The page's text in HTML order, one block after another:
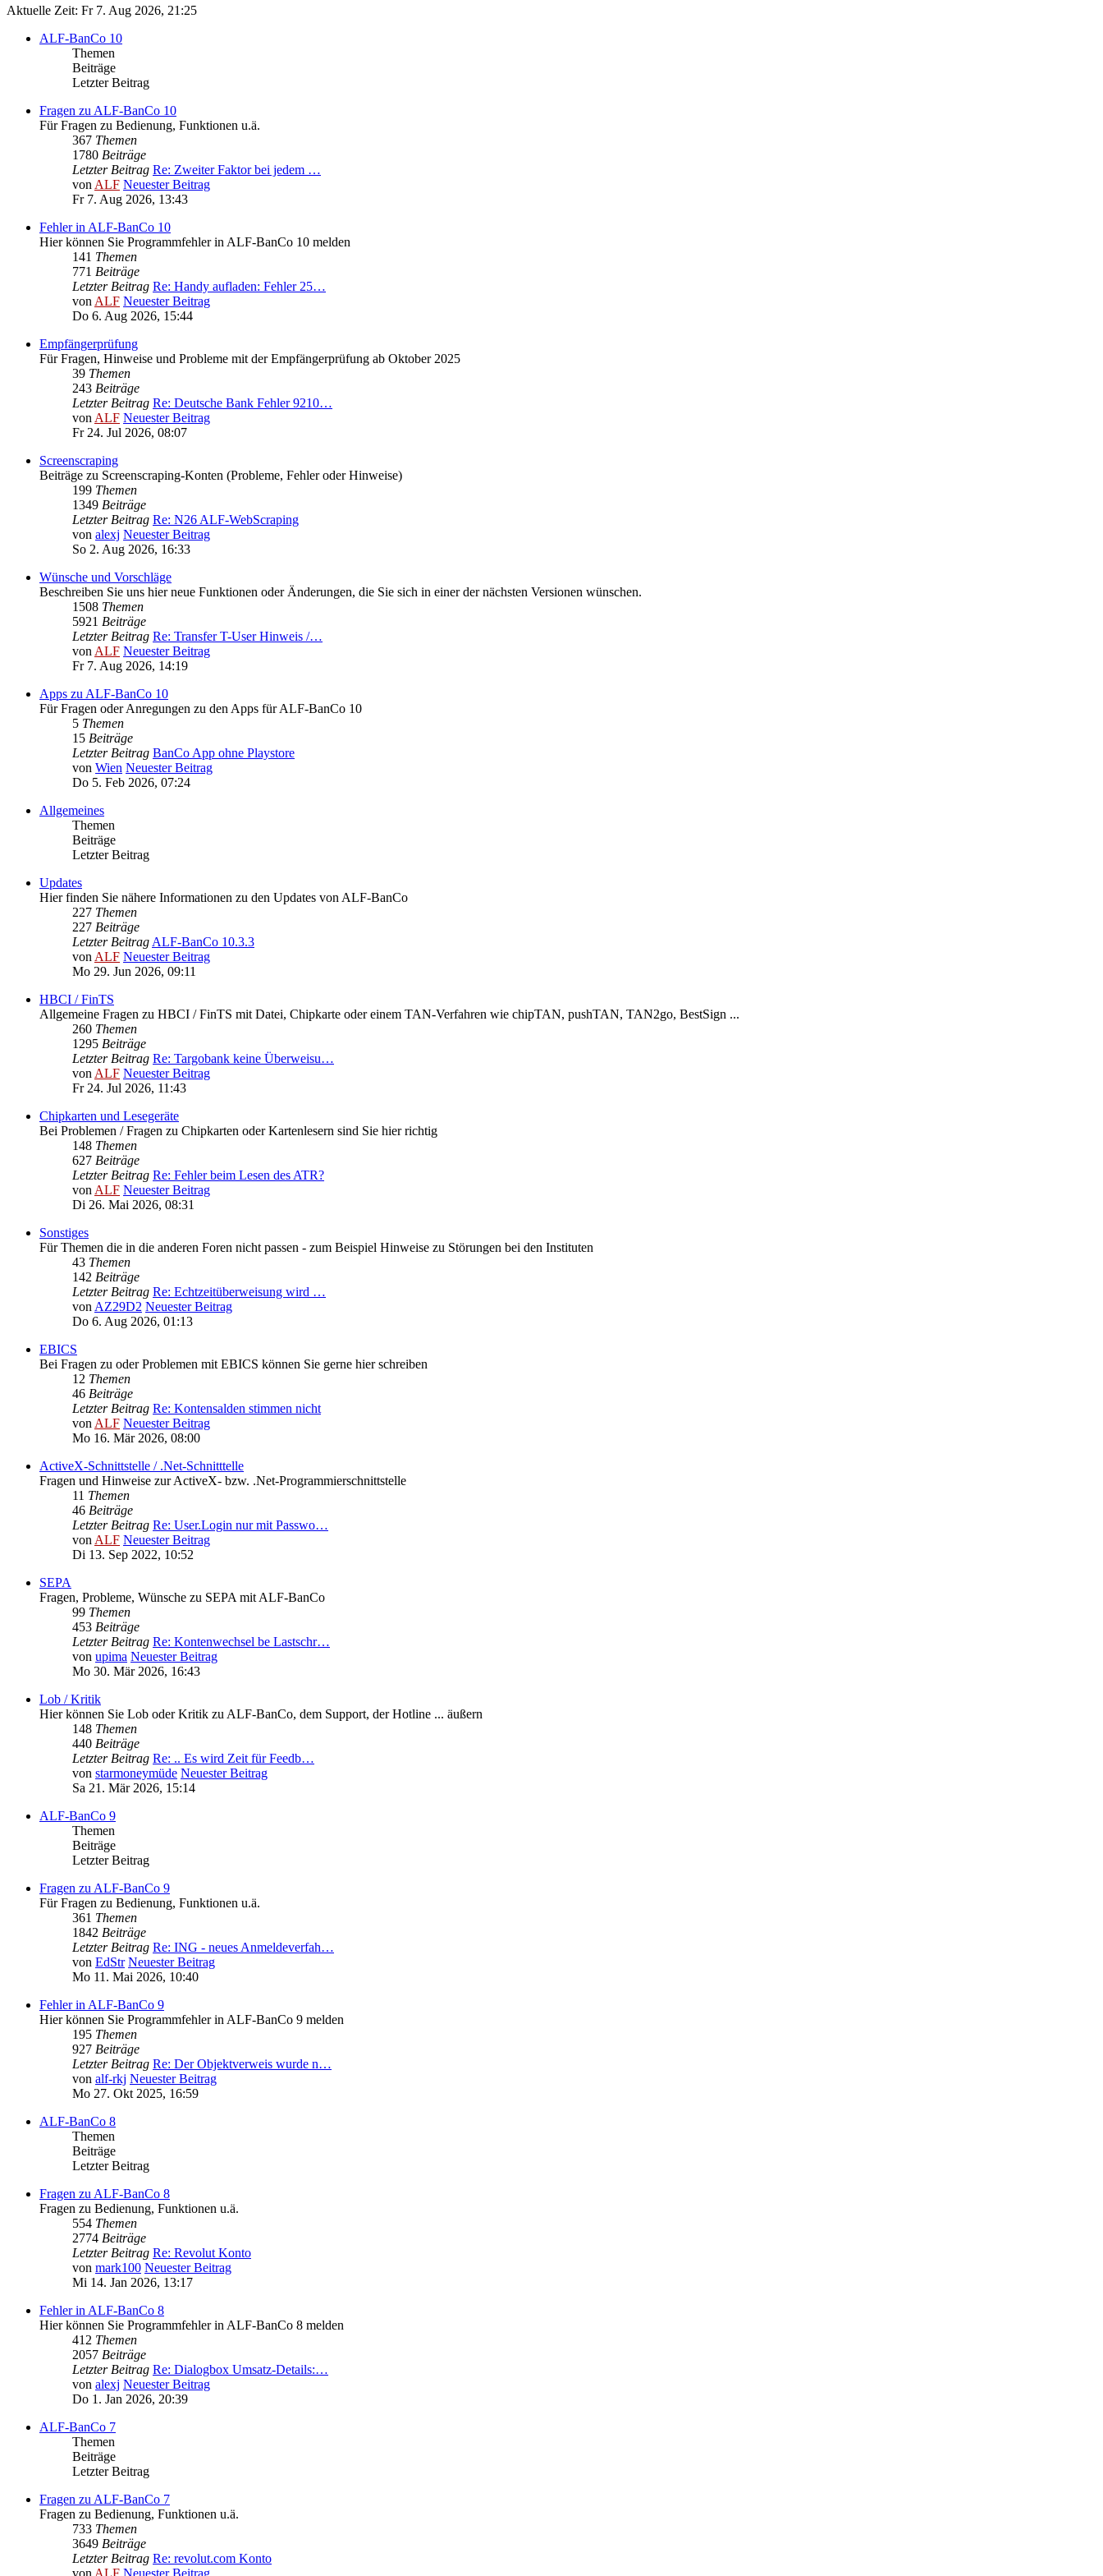
Aktuelle Zeit: Fr 7. Aug 2026, 21:25
ALF-BanCo 10
Themen
Beiträge
Letzter Beitrag
Fragen zu ALF-BanCo 10
Für Fragen zu Bedienung, Funktionen u.ä.
367 Themen
1780 Beiträge
Letzter Beitrag Re: Zweiter Faktor bei jedem …
vonALF Neuester Beitrag
Fr 7. Aug 2026, 13:43
Fehler in ALF-BanCo 10
Hier können Sie Programmfehler in ALF-BanCo 10 melden
141 Themen
771 Beiträge
Letzter Beitrag Re: Handy aufladen: Fehler 25…
vonALF Neuester Beitrag
Do 6. Aug 2026, 15:44
Empfängerprüfung
Für Fragen, Hinweise und Probleme mit der Empfängerprüfung ab Oktober 2025
39 Themen
243 Beiträge
Letzter Beitrag Re: Deutsche Bank Fehler 9210…
vonALF Neuester Beitrag
Fr 24. Jul 2026, 08:07
Screenscraping
Beiträge zu Screenscraping-Konten (Probleme, Fehler oder Hinweise)
199 Themen
1349 Beiträge
Letzter Beitrag Re: N26 ALF-WebScraping
von alexj Neuester Beitrag
So 2. Aug 2026, 16:33
Wünsche und Vorschläge
Beschreiben Sie uns hier neue Funktionen oder Änderungen, die Sie sich in einer der nächsten Versionen wünschen.
1508 Themen
5921 Beiträge
Letzter Beitrag Re: Transfer T-User Hinweis /…
vonALF Neuester Beitrag
Fr 7. Aug 2026, 14:19
Apps zu ALF-BanCo 10
Für Fragen oder Anregungen zu den Apps für ALF-BanCo 10
5 Themen
15 Beiträge
Letzter Beitrag BanCo App ohne Playstore
von Wien Neuester Beitrag
Do 5. Feb 2026, 07:24
Allgemeines
Themen
Beiträge
Letzter Beitrag
Updates
Hier finden Sie nähere Informationen zu den Updates von ALF-BanCo
227 Themen
227 Beiträge
Letzter BeitragALF-BanCo 10.3.3
vonALF Neuester Beitrag
Mo 29. Jun 2026, 09:11
HBCI / FinTS
Allgemeine Fragen zu HBCI / FinTS mit Datei, Chipkarte oder einem TAN-Verfahren wie chipTAN, pushTAN, TAN2go, BestSign ...
260 Themen
1295 Beiträge
Letzter Beitrag Re: Targobank keine Überweisu…
vonALF Neuester Beitrag
Fr 24. Jul 2026, 11:43
Chipkarten und Lesegeräte
Bei Problemen / Fragen zu Chipkarten oder Kartenlesern sind Sie hier richtig
148 Themen
627 Beiträge
Letzter Beitrag Re: Fehler beim Lesen des ATR?
vonALF Neuester Beitrag
Di 26. Mai 2026, 08:31
Sonstiges
Für Themen die in die anderen Foren nicht passen - zum Beispiel Hinweise zu Störungen bei den Instituten
43 Themen
142 Beiträge
Letzter Beitrag Re: Echtzeitüberweisung wird …
vonAZ29D2 Neuester Beitrag
Do 6. Aug 2026, 01:13
EBICS
Bei Fragen zu oder Problemen mit EBICS können Sie gerne hier schreiben
12 Themen
46 Beiträge
Letzter Beitrag Re: Kontensalden stimmen nicht
vonALF Neuester Beitrag
Mo 16. Mär 2026, 08:00
ActiveX-Schnittstelle / .Net-Schnitttelle
Fragen und Hinweise zur ActiveX- bzw. .Net-Programmierschnittstelle
11 Themen
46 Beiträge
Letzter Beitrag Re: User.Login nur mit Passwo…
vonALF Neuester Beitrag
Di 13. Sep 2022, 10:52
SEPA
Fragen, Probleme, Wünsche zu SEPA mit ALF-BanCo
99 Themen
453 Beiträge
Letzter Beitrag Re: Kontenwechsel be Lastschr…
von upima Neuester Beitrag
Mo 30. Mär 2026, 16:43
Lob / Kritik
Hier können Sie Lob oder Kritik zu ALF-BanCo, dem Support, der Hotline ... äußern
148 Themen
440 Beiträge
Letzter Beitrag Re: .. Es wird Zeit für Feedb…
von starmoneymüde Neuester Beitrag
Sa 21. Mär 2026, 15:14
ALF-BanCo 9
Themen
Beiträge
Letzter Beitrag
Fragen zu ALF-BanCo 9
Für Fragen zu Bedienung, Funktionen u.ä.
361 Themen
1842 Beiträge
Letzter Beitrag Re: ING - neues Anmeldeverfah…
von EdStr Neuester Beitrag
Mo 11. Mai 2026, 10:40
Fehler in ALF-BanCo 9
Hier können Sie Programmfehler in ALF-BanCo 9 melden
195 Themen
927 Beiträge
Letzter Beitrag Re: Der Objektverweis wurde n…
von alf-rkj Neuester Beitrag
Mo 27. Okt 2025, 16:59
ALF-BanCo 8
Themen
Beiträge
Letzter Beitrag
Fragen zu ALF-BanCo 8
Fragen zu Bedienung, Funktionen u.ä.
554 Themen
2774 Beiträge
Letzter Beitrag Re: Revolut Konto
von mark100 Neuester Beitrag
Mi 14. Jan 2026, 13:17
Fehler in ALF-BanCo 8
Hier können Sie Programmfehler in ALF-BanCo 8 melden
412 Themen
2057 Beiträge
Letzter Beitrag Re: Dialogbox Umsatz-Details:…
von alexj Neuester Beitrag
Do 1. Jan 2026, 20:39
ALF-BanCo 7
Themen
Beiträge
Letzter Beitrag
Fragen zu ALF-BanCo 7
Fragen zu Bedienung, Funktionen u.ä.
733 Themen
3649 Beiträge
Letzter Beitrag Re: revolut.com Konto